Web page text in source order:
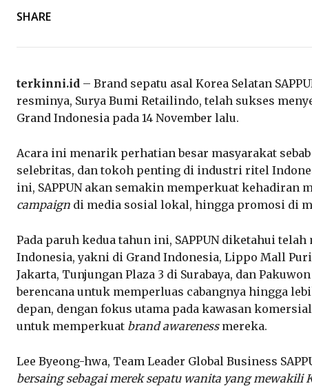
SHARE
terkinni.id – Brand sepatu asal Korea Selatan
resminya, Surya Bumi Retailindo, telah sukses
Grand Indonesia pada 14 November lalu.
Acara ini menarik perhatian besar masyarakat
selebritas, dan tokoh penting di industri ritel
ini, SAPPUN akan semakin memperkuat kehadiran
campaign di media sosial lokal, hingga promosi di
Pada paruh kedua tahun ini, SAPPUN diketahui
Indonesia, yakni di Grand Indonesia, Lippo Mall
Jakarta, Tunjungan Plaza 3 di Surabaya, dan
berencana untuk memperluas cabangnya hingga
depan, dengan fokus utama pada kawasan
untuk memperkuat brand awarenessmereka.
Lee Byeong-hwa, Team Leader Global Business
bersaing sebagai merek sepatu wanita yang mewakili